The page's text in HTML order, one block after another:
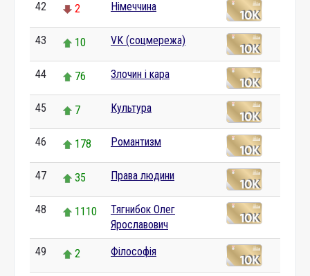
42 2 Німеччина
43 10 VK (соцмережа)
44 76 Злочин і кара
45 7 Культура
46 178 Романтизм
47 35 Права людини
48 1110
Тягнибок Олег
Ярославович
49 2 Філософія